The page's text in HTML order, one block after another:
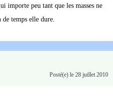
importe peu tant que les masses ne
de temps elle dure.
Posté(e) le 28 juillet 2010